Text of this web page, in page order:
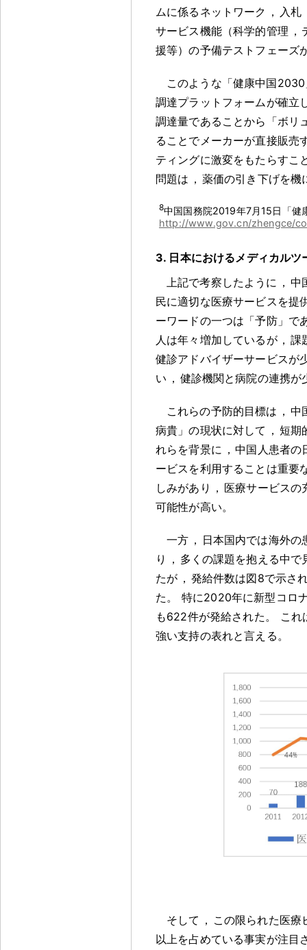
ムに係るネットワーク ， 入札
サービス機能（科学的管理 ，
援等）の予備テストフェーズ
このような「健康中国
調達プラットフォームが確立
調達量であることから「ボリ
ることでメーカーが直接販売
ティングに激変をもたらすこ
問題は ， 薬価の引き下げを機
8中国国務院2019年7月15日「健
http://www.gov.cn/zhengce/
3. 日本におけるメディカルツ
上記で考察したように ， 中
民に適切な医療サービスを提
ーワードの一つは「予防」で
人は年々増加しているが ， 課
健診アドバイザーサービスが
い ， 健診機関と病院の連携が
これらの予防的目標は ， 中
病貴」の現状に対して ， 短期
れらを背景に ， 中国人患者の
ービスを利用することは重要
しみがあり ， 医療サービスの
可能性が高い。
一方 ， 日本国内では海外
り
， 多くの課題を抱える中
たが ， 発給件数は図8で示さ
た 。
特に2020年に新型コロ
も622件が発給された 。
これ
強い支持の表れと言える 。
そして ， この限られた医療
以上を占めている事実が注目